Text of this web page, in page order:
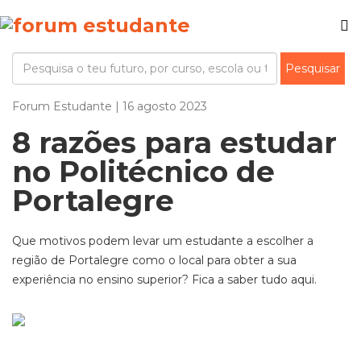
Forum Estudante | 16 agosto 2023
8 razões para estudar
no Politécnico de
Portalegre
Que motivos podem levar um estudante a escolher a
região de Portalegre como o local para obter a sua
experiência no ensino superior? Fica a saber tudo aqui.